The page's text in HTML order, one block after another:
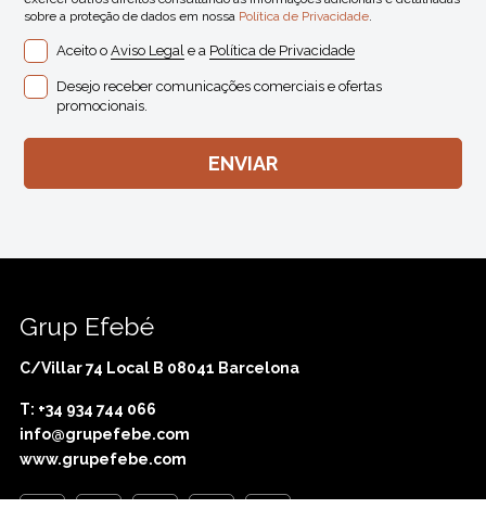
sobre a proteção de dados em nossa Política de Privacidade.
Aceito oAviso Legal e a Política de Privacidade
Desejo receber comunicações comerciais e ofertas
promocionais.
Grup Efebé
C/Villar 74 Local B 08041 Barcelona
T: +34 934 744 066
info@grupefebe.com
www.grupefebe.com